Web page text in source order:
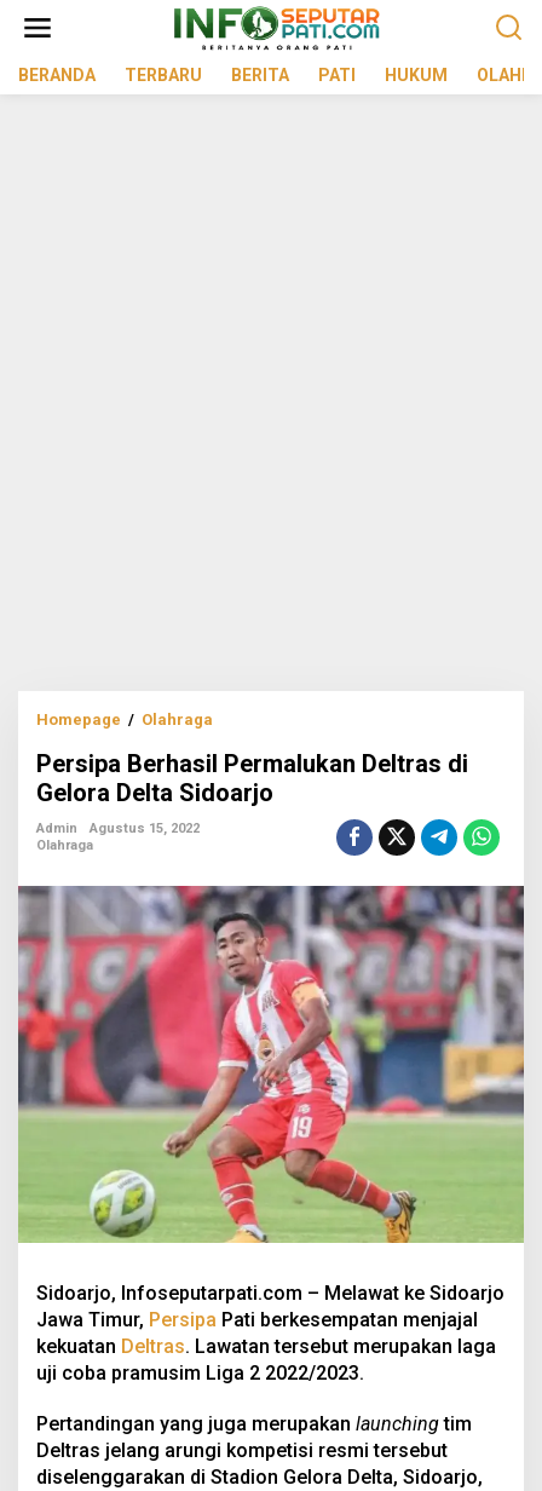
BERANDA
TERBARU BERITA PATI HUKUM
Homepage / Olahraga
Permalukan
Deltras
di
Persipa Berhasil Permalukan Deltras di
Gelora Delta Sidoarjo
Admin
Agustus 15, 2022
Olahraga
Sidoarjo, Infoseputarpati.com – Melawat ke Sidoarjo
Jawa Timur, Persipa Pati berkesempatan menjajal
kekuatan Deltras. Lawatan tersebut merupakan laga
uji coba pramusim Liga 2 2022/2023.
Pertandingan yang juga merupakan launchingtim
Deltras jelang arungi kompetisi resmi tersebut
diselenggarakan di Stadion Gelora Delta, Sidoarjo,